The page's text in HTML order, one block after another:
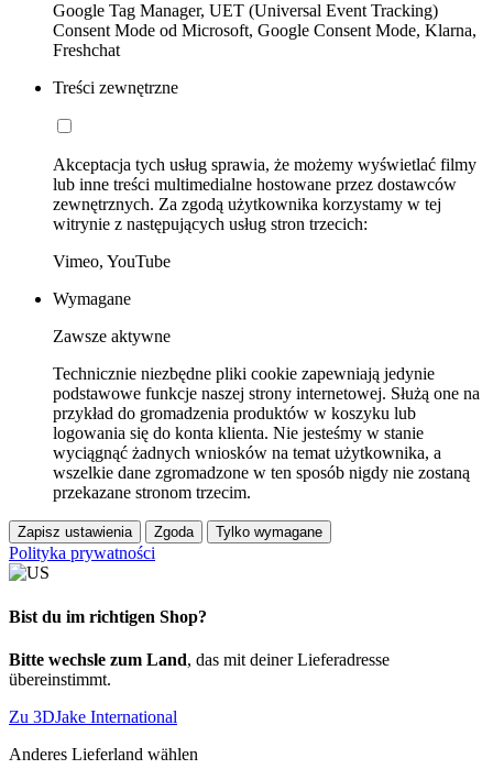
Google Tag Manager, UET (Universal Event Tracking)
Consent Mode od Microsoft, Google Consent Mode, Klarna,
Freshchat
Treści zewnętrzne
Akceptacja tych usług sprawia, że możemy wyświetlać filmy
lub inne treści multimedialne hostowane przez dostawców
zewnętrznych. Za zgodą użytkownika korzystamy w tej
witrynie z następujących usług stron trzecich:
Vimeo, YouTube
Wymagane
Zawsze aktywne
Technicznie niezbędne pliki cookie zapewniają jedynie
podstawowe funkcje naszej strony internetowej. Służą one na
przykład do gromadzenia produktów w koszyku lub
logowania się do konta klienta. Nie jesteśmy w stanie
wyciągnąć żadnych wniosków na temat użytkownika, a
wszelkie dane zgromadzone w ten sposób nigdy nie zostaną
przekazane stronom trzecim.
Zapisz ustawienia Zgoda Tylko wymagane
Polityka prywatności
Bist du im richtigen Shop?
Bitte wechsle zum Land, das mit deiner Lieferadresse
übereinstimmt.
Zu 3DJake International
Anderes Lieferland wählen